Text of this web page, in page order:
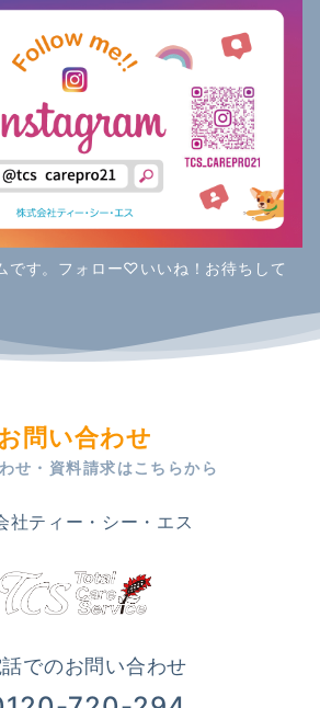
です。フォロー♡いいね！お待ちして
問い合わせ
せ・資料請求はこちらから
社ティー・シー・エス
でのお問い合わせ